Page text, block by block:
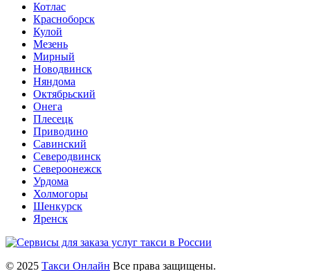
Котлас
Красноборск
Кулой
Мезень
Мирный
Новодвинск
Няндома
Октябрьский
Онега
Плесецк
Приводино
Савинский
Северодвинск
Североонежск
Урдома
Холмогоры
Шенкурск
Яренск
© 2025 Такси Онлайн Все права защищены.